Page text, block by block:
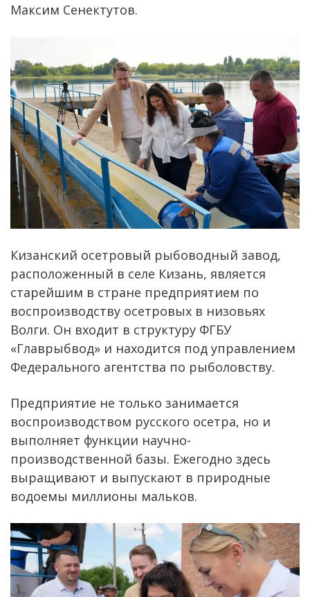
Максим Сенектутов.
Кизанский осетровый рыбоводный завод,
расположенный в селе Кизань, является
старейшим в стране предприятием по
воспроизводству осетровых в низовьях
Волги. Он входит в структуру ФГБУ
«Главрыбвод» и находится под управлением
Федерального агентства по рыболовству.
Предприятие не только занимается
воспроизводством русского осетра, но и
выполняет функции научно-
производственной базы. Ежегодно здесь
выращивают и выпускают в природные
водоемы миллионы мальков.